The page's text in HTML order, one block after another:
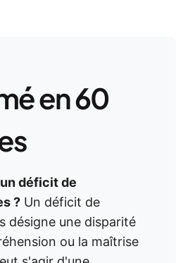
en 60
déficit de
? Un déficit de
désigne une disparité
ou la maîtrise